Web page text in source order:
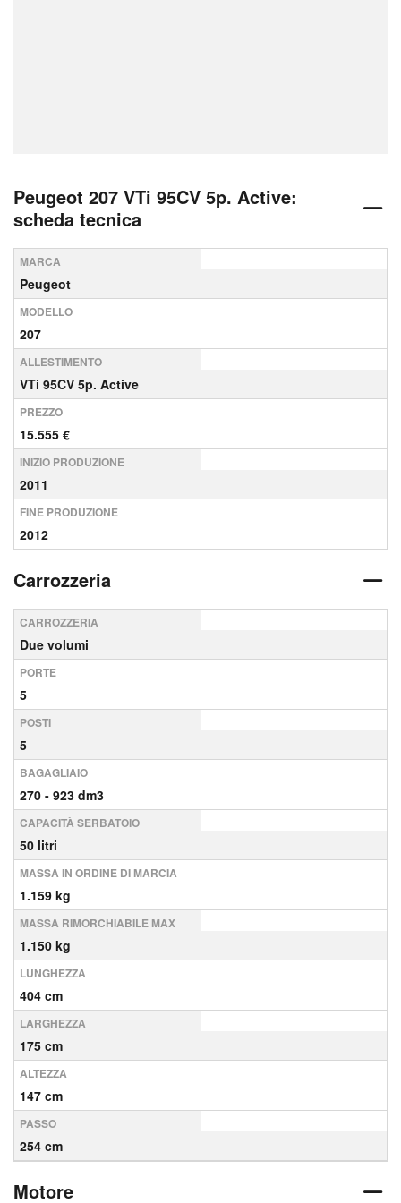
Peugeot 207 VTi 95CV 5p. Active:
scheda tecnica
MARCA
Peugeot
MODELLO
207
ALLESTIMENTO
VTi 95CV 5p. Active
PREZZO
15.555 €
INIZIO PRODUZIONE
2011
FINE PRODUZIONE
2012
Carrozzeria
CARROZZERIA
Due volumi
PORTE
5
POSTI
5
BAGAGLIAIO
270 - 923 dm3
CAPACITÀ SERBATOIO
50 litri
MASSA IN ORDINE DI MARCIA
1.159 kg
MASSA RIMORCHIABILE MAX
1.150 kg
LUNGHEZZA
404 cm
LARGHEZZA
175 cm
ALTEZZA
147 cm
PASSO
254 cm
Motore